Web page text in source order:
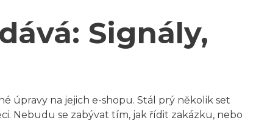
Signály,
úpravy na jejich e-shopu. Stál prý několik set
Nebudu se zabývat tím, jak řídit zakázku, nebo